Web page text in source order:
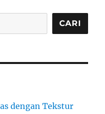
CARI
dengan Tekstur